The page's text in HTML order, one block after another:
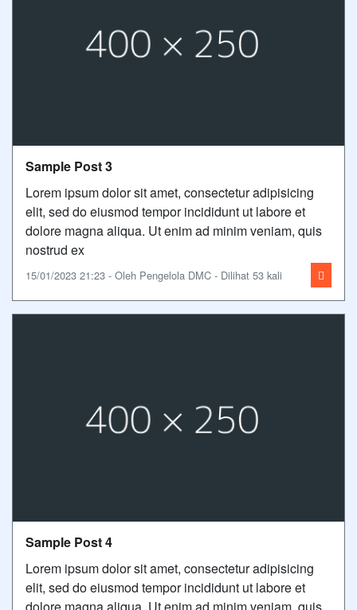
Sample Post 3
Lorem ipsum dolor sit amet, consectetur adipisicing
elit, sed do eiusmod tempor incididunt ut labore et
dolore magna aliqua. Ut enim ad minim veniam, quis
nostrud ex
15/01/2023 21:23 - Oleh Pengelola DMC - Dilihat 53 kali
Sample Post 4
Lorem ipsum dolor sit amet, consectetur adipisicing
elit, sed do eiusmod tempor incididunt ut labore et